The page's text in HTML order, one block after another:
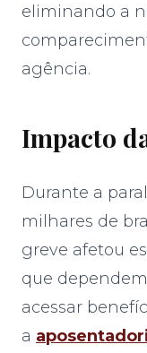
eliminando a
agência.
Impacto
Durante a
milhares de
greve afetou
que
acessar
a